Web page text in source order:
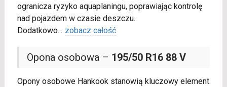
ogranicza ryzyko aquaplaningu, poprawiając kontrolę
nad pojazdem w czasie deszczu.
Dodatkowo... zobacz całość
Opona osobowa – 195/50 R16 88 V
Opony osobowe Hankook stanowią kluczowy element